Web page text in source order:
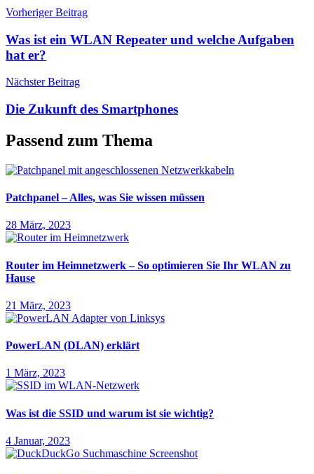
Beitragsnavigation
Vorheriger Beitrag
Was ist ein WLAN Repeater und welche Aufgaben
hat er?
Nächster Beitrag
Die Zukunft des Smartphones
Passend zum Thema
Patchpanel – Alles, was Sie wissen müssen
28 März, 2023
Router im Heimnetzwerk – So optimieren Sie Ihr WLAN zu
Hause
21 März, 2023
PowerLAN (DLAN) erklärt
1 März, 2023
Was ist die SSID und warum ist sie wichtig?
4 Januar, 2023